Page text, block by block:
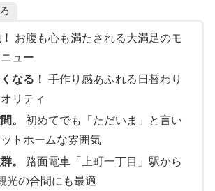
お腹も心も満たされる大満足のモ
ュー
なる！ 手作り感あふれる日替わり
リティ
。
初めてでも「ただいま」と言い
トホームな雰囲気
。
路面電車「上町一丁目」駅から
光の合間にも最適